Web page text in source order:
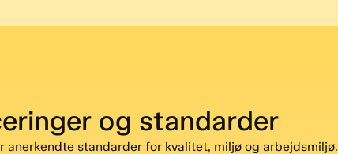
og standarder
anerkendte standarder for kvalitet, miljø og arbejdsmiljø.